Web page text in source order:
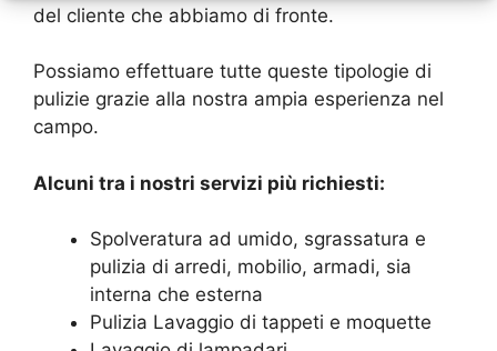
del cliente che abbiamo di fronte.
Possiamo effettuare tutte queste tipologie di
pulizie grazie alla nostra ampia esperienza nel
campo.
Alcuni tra i nostri servizi più richiesti:
Spolveratura ad umido, sgrassatura e
pulizia di arredi, mobilio, armadi, sia
interna che esterna
Pulizia Lavaggio di tappeti e moquette